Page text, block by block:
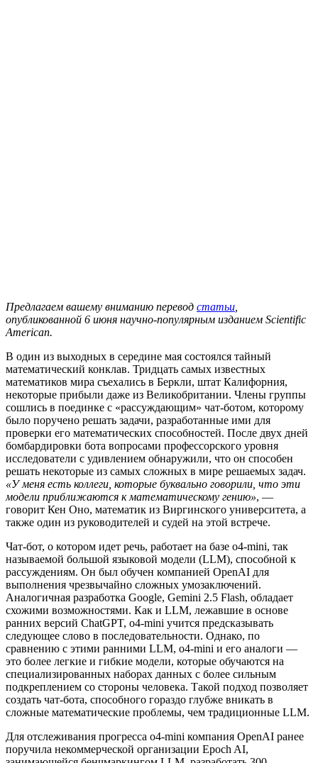
Предлагаем вашему вниманию перевод статьи
опубликованной 6 июня научно-популярным изданием Scientific
American.
В один из выходных в середине мая состоялся тайный
математический конклав. Тридцать самых известных
математиков мира съехались в Беркли, штат Калифорния,
некоторые прибыли даже из Великобритании. Члены группы
сошлись в поединке с «рассуждающим» чат-ботом, которому
было поручено решать задачи, разработанные ими для
проверки его математических способностей. После двух дней
бомбардировки бота вопросами профессорского уровня
исследователи с удивлением обнаружили, что он способен
решать некоторые из самых сложных в мире решаемых задач.
«У меня есть коллеги, которые буквально говорили, что эти
модели приближаются к математическому гению», —
говорит Кен Оно, математик из Виргинского университета, а
также один из руководителей и судей на этой встрече.
Чат-бот, о котором идет речь, работает на базе o4-mini, так
называемой большой языковой модели (LLM), способной к
рассуждениям. Он был обучен компанией OpenAI для
выполнения чрезвычайно сложных умозаключений.
Аналогичная разработка Google, Gemini 2.5 Flash, обладает
схожими возможностями. Как и LLM, лежавшие в основе
ранних версий ChatGPT, o4-mini учится предсказывать
следующее слово в последовательности. Однако, по
сравнению с этими ранними LLM, o4-mini и его аналоги —
это более легкие и гибкие модели, которые обучаются на
специализированных наборах данных с более сильным
подкреплением со стороны человека. Такой подход позволяет
создать чат-бота, способного гораздо глубже вникать в
сложные математические проблемы, чем традиционные LLM.
Для отслеживания прогресса o4-mini компания OpenAI ранее
поручила некоммерческой организации Epoch AI,